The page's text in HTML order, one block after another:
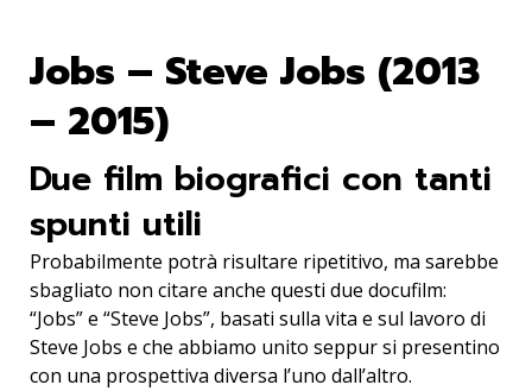
Jobs – Steve Jobs (2013
– 2015)
Due film biografici con tanti
spunti utili
Probabilmente potrà risultare ripetitivo, ma sarebbe
sbagliato non citare anche questi due docufilm:
“Jobs” e “Steve Jobs”, basati sulla vita e sul lavoro di
Steve Jobs e che abbiamo unito seppur si presentino
con una prospettiva diversa l’uno dall’altro.